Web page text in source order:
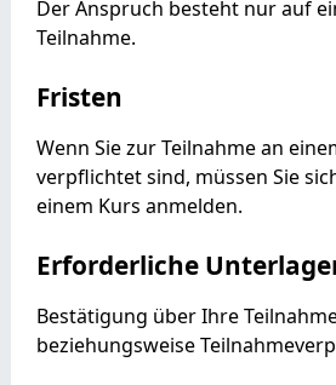
Der Anspruch besteht nur auf
Teilnahme.
Fristen
Wenn Sie zur Teilnahme an
verpflichtet sind, müssen Sie
einem Kurs anmelden.
Erforderliche
Bestätigung über Ihre
beziehungsweise